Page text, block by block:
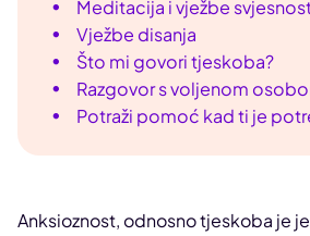
Meditacija i vježbe
Vježbe disanja
Što mi govori tjeskoba?
Razgovor s voljenom
Potraži pomoć kad ti je
Anksioznost, odnosno tjeskoba je